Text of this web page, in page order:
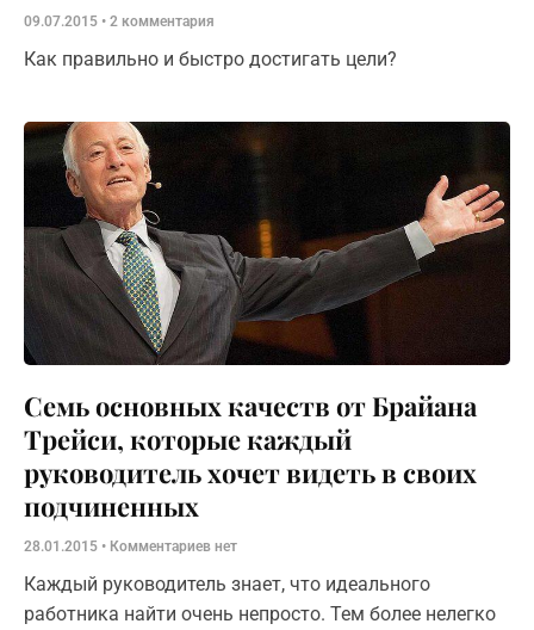
09.07.2015 2 комментария
Как правильно и быстро достигать цели?
Семь основных качеств от Брайана
Трейси, которые каждый
руководитель хочет видеть в своих
подчиненных
28.01.2015 Комментариев нет
Каждый руководитель знает, что идеального
работника найти очень непросто. Тем более нелегко